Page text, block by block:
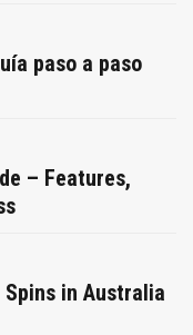
paso a paso
– Features,
Spins in Australia